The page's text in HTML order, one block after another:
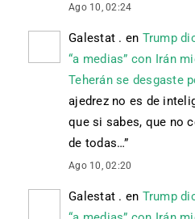
Ago 10, 02:24
Galestat . en Trump
“a medias” con Irán
Teherán se desgaste
ajedrez no es de
que si sabes, que no
de todas…”
Ago 10, 02:20
Galestat . en Trump